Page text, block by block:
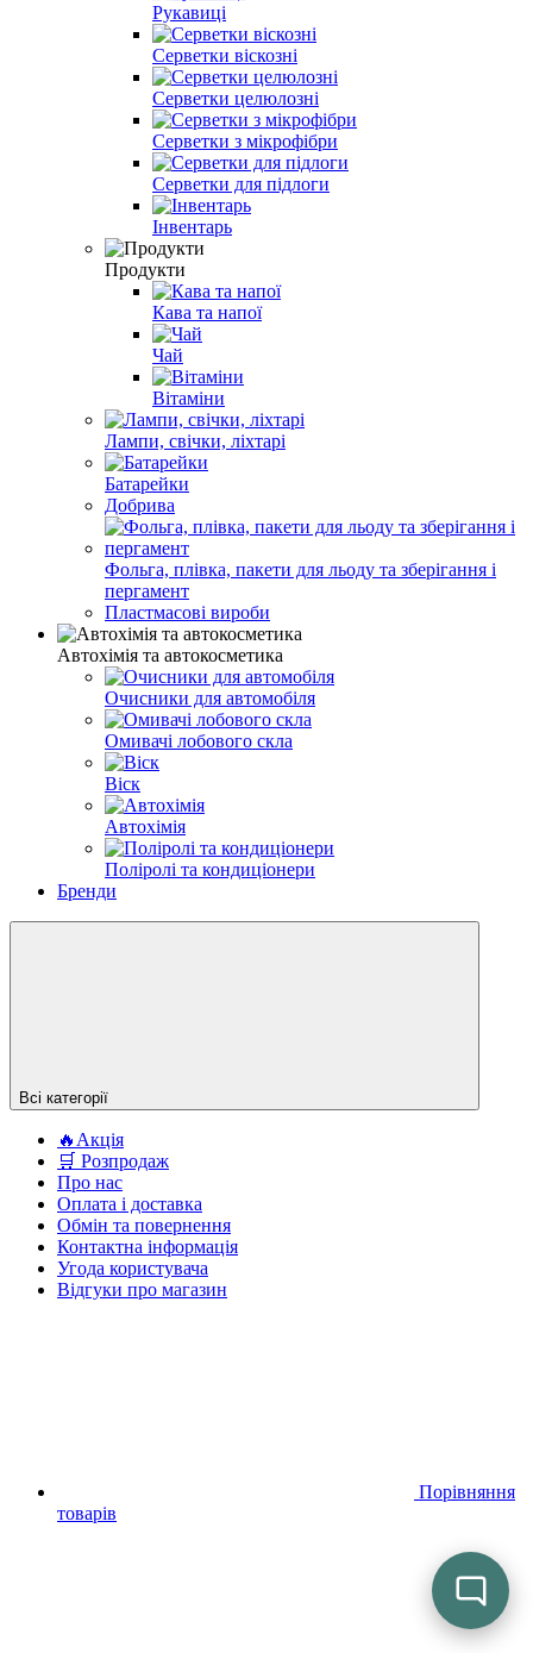
Рукавиці
Серветки віскозні
Серветки целюлозні
Серветки з мікрофібри
Серветки для підлоги
Інвентарь
Продукти
Кава та напої
Чай
Вітаміни
Лампи, свічки, ліхтарі
Батарейки
Добрива
Фольга, плівка, пакети для льоду та зберігання і
пергамент
Пластмасові вироби
Автохімія та автокосметика
Очисники для автомобіля
Омивачі лобового скла
Віск
Автохімія
Поліролі та кондиціонери
Бренди
Всі категорії
🔥Акція
🛒 Розпродаж
Про нас
Оплата і доставка
Обмін та повернення
Контактна інформація
Угода користувача
Відгуки про магазин
Порівняння
товарів